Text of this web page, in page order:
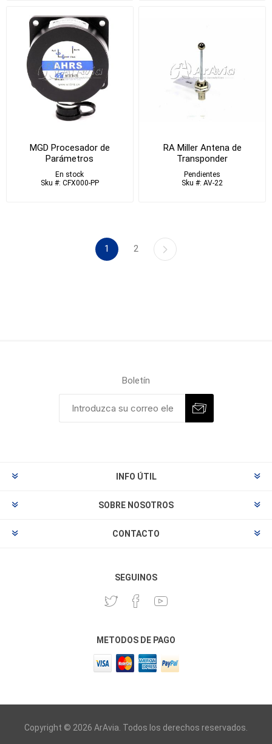
MGD Procesador de
Parámetros
En stock
Sku #: CFX000-PP
RA Miller Antena de
Transponder
Pendientes
Sku #: AV-22
1 2
Boletín
INFO ÚTIL
SOBRE NOSOTROS
CONTACTO
SEGUINOS
METODOS DE PAGO
Copyright © 2026 ArAvia. Todos los derechos reservados.